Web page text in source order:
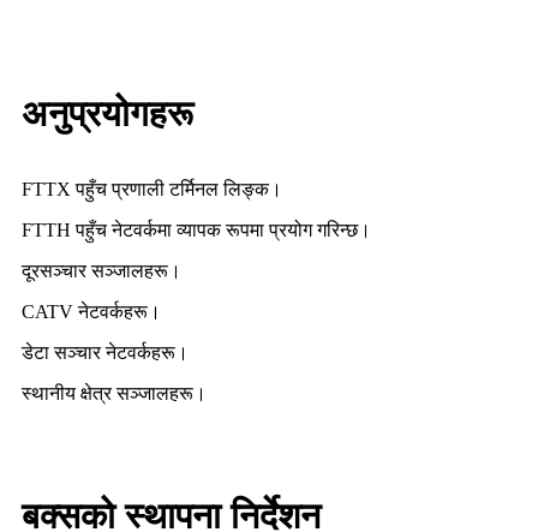
अनुप्रयोगहरू
FTTX पहुँच प्रणाली टर्मिनल लिङ्क।
FTTH पहुँच नेटवर्कमा व्यापक रूपमा प्रयोग गरिन्छ।
दूरसञ्चार सञ्जालहरू।
CATV नेटवर्कहरू।
डेटा सञ्चार नेटवर्कहरू।
स्थानीय क्षेत्र सञ्जालहरू।
बक्सको स्थापना निर्देशन